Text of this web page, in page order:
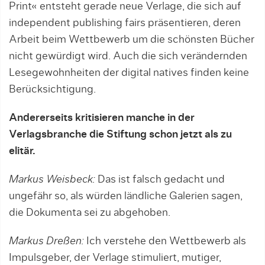
Print« entsteht gerade neue Verlage, die sich auf
independent publishing fairs präsentieren, deren
Arbeit beim Wettbewerb um die schönsten Bücher
nicht gewürdigt wird. Auch die sich verändernden
Lesegewohnheiten der digital natives finden keine
Berücksichtigung.
Andererseits kritisieren manche in der
Verlagsbranche die Stiftung schon jetzt als zu
elitär.
Markus Weisbeck: Das ist falsch gedacht und
ungefähr so, als würden ländliche Galerien sagen,
die Dokumenta sei zu abgehoben.
Markus Dreßen: Ich verstehe den Wettbewerb als
Impulsgeber, der Verlage stimuliert, mutiger,